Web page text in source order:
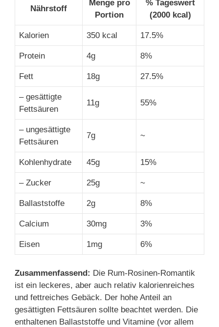
Nährstoff
Menge pro
Portion
% Tageswert
(2000 kcal)
Kalorien 350 kcal 17.5%
Protein 4g 8%
Fett 18g 27.5%
– gesättigte
Fettsäuren
11g 55%
– ungesättigte
Fettsäuren
7g ~
Kohlenhydrate 45g 15%
– Zucker 25g ~
Ballaststoffe 2g 8%
Calcium 30mg 3%
Eisen 1mg 6%
Zusammenfassend: Die Rum-Rosinen-Romantik
ist ein leckeres, aber auch relativ kalorienreiches
und fettreiches Gebäck. Der hohe Anteil an
gesättigten Fettsäuren sollte beachtet werden. Die
enthaltenen Ballaststoffe und Vitamine (vor allem